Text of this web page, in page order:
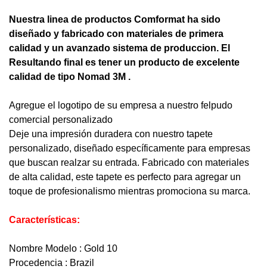
Nuestra linea de productos Comformat ha sido
diseñado y fabricado con materiales de primera
calidad y un avanzado sistema de produccion. El
Resultando final es tener un producto de excelente
calidad de tipo Nomad 3M .
Agregue el logotipo de su empresa a nuestro felpudo
comercial personalizado
Deje una impresión duradera con nuestro tapete
personalizado, diseñado específicamente para empresas
que buscan realzar su entrada. Fabricado con materiales
de alta calidad, este tapete es perfecto para agregar un
toque de profesionalismo mientras promociona su marca.
Características:
Nombre Modelo : Gold 10
Procedencia : Brazil